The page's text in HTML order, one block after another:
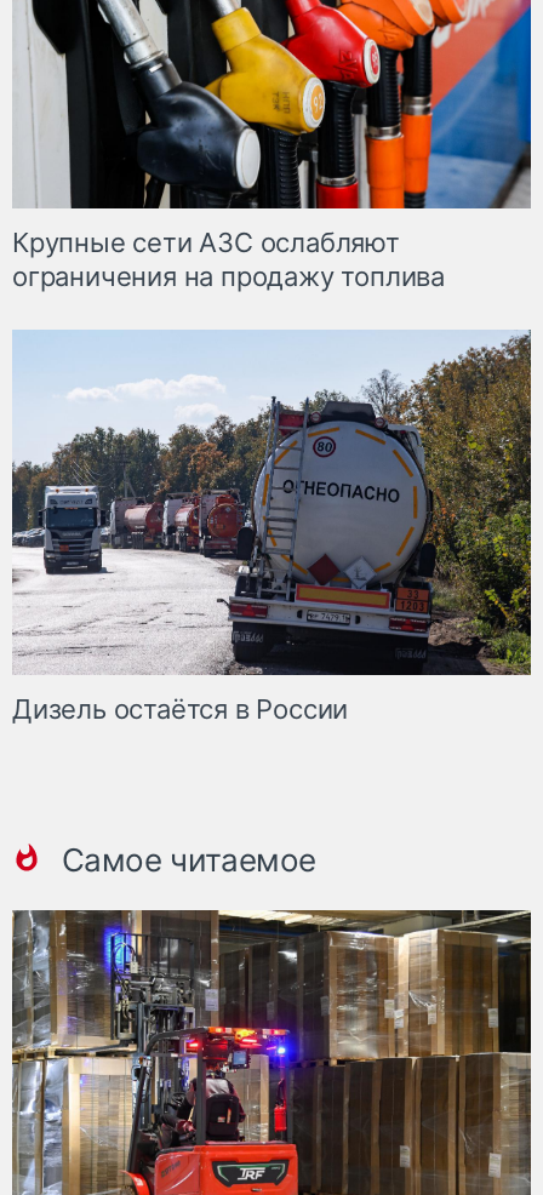
Крупные сети АЗС ослабляют
ограничения на продажу топлива
Дизель остаётся в России
Самое читаемое